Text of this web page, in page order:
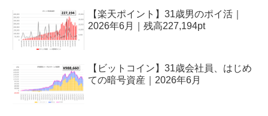
【楽天ポイント】31歳男のポイ活｜
2026年6月｜残高227,194pt
【ビットコイン】31歳会社員、はじめ
ての暗号資産｜2026年6月